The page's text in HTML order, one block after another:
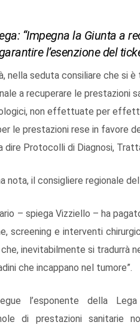
“Impegna la Giunta a
l’esenzione del
nella seduta consiliare che si
a recuperare le prestazioni
non effettuate per
le prestazioni rese in favore
dire Protocolli di Diagnosi,
nota, il consigliere regionale
– spiega Vizziello – ha
screening e interventi
inevitabilmente si tradurrà
che incappano nel tumore”.
l’esponente della
di prestazioni sanitarie